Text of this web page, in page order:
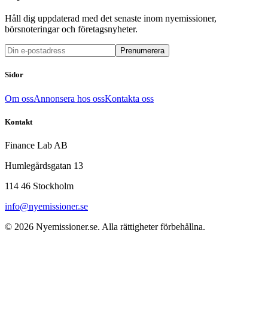
Håll dig uppdaterad med det senaste inom nyemissioner,
börsnoteringar och företagsnyheter.
Prenumerera
Sidor
Om ossAnnonsera hos ossKontakta oss
Kontakt
Finance Lab AB
Humlegårdsgatan 13
114 46 Stockholm
info@nyemissioner.se
© 2026 Nyemissioner.se. Alla rättigheter förbehållna.